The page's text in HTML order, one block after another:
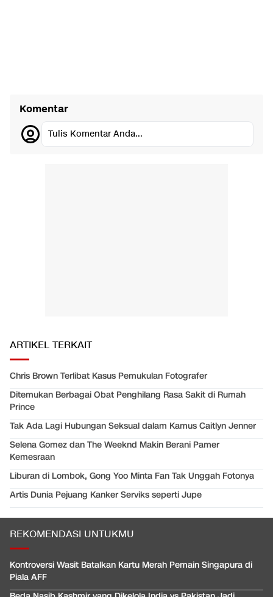
Komentar
Tulis Komentar Anda...
ARTIKEL TERKAIT
Chris Brown Terlibat Kasus Pemukulan Fotografer
Ditemukan Berbagai Obat Penghilang Rasa Sakit di Rumah
Prince
Tak Ada Lagi Hubungan Seksual dalam Kamus Caitlyn Jenner
Selena Gomez dan The Weeknd Makin Berani Pamer
Kemesraan
Liburan di Lombok, Gong Yoo Minta Fan Tak Unggah Fotonya
Artis Dunia Pejuang Kanker Serviks seperti Jupe
REKOMENDASI UNTUKMU
Kontroversi Wasit Batalkan Kartu Merah Pemain Singapura di
Piala AFF